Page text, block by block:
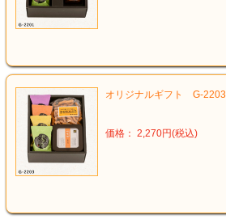
オリジナルギフト G-2203
価格： 2,270円(税込)